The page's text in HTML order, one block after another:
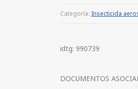
Categoría: Insecticida
idtg: 990739
DOCUMENTOS